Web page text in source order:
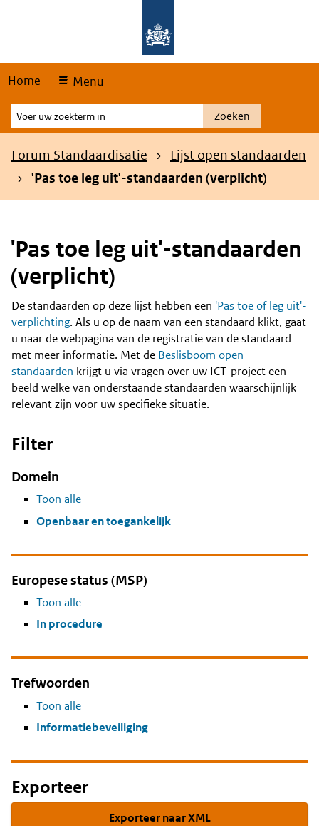
Home Menu
Voer
uw
zoekterm
Zoeken
Kruimelpad
Forum Standaardisatie
Lijst open standaarden
'Pas toe leg uit'-standaarden (verplicht)
'Pas toe leg uit'-standaarden
(verplicht)
Content
De standaarden op deze lijst hebben een 'Pas toe of leg uit'-
verplichting. Als u op de naam van een standaard klikt, gaat
u naar de webpagina van de registratie van de standaard
met meer informatie. Met de Beslisboom open
standaarden krijgt u via vragen over uw ICT-project een
beeld welke van onderstaande standaarden waarschijnlijk
relevant zijn voor uw specifieke situatie.
Filter
Domein
Toon alle
Openbaar en toegankelijk
Europese status (MSP)
Toon alle
In procedure
Trefwoorden
Toon alle
Informatiebeveiliging
Exporteer
Exporteer naar XML